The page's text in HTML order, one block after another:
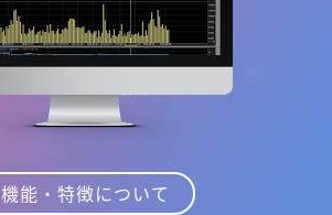
機能・特徴について